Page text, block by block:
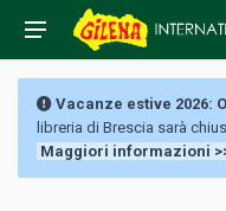
Vacanze estive 2026:
libreria di Brescia sarà
Maggiori informazioni